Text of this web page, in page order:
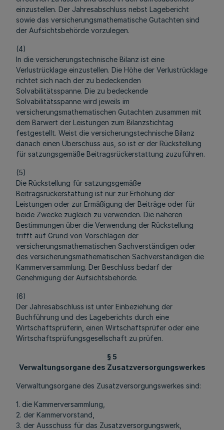
einzustellen. Der Jahresabschluss nebst Lagebericht
sowie das versicherungsmathematische Gutachten sind
der Aufsichtsbehörde vorzulegen.
(4)
In die versicherungstechnische Bilanz ist eine
Verlustrücklage einzustellen. Die Höhe der Verlustrücklage
richtet sich nach der zu bedeckenden
Solvabilitätsspanne. Die zu bedeckende
Solvabilitätsspanne wird jeweils im
versicherungsmathematischen Gutachten zusammen mit
dem Barwert der Leistungen zum Bilanzstichtag
festgestellt. Weist die versicherungstechnische Bilanz
danach einen Überschuss aus, so ist er der Rückstellung
für satzungsgemäße Beitragsrückerstattung zuzuführen.
(5)
Die Rückstellung für satzungsgemäße
Beitragsrückerstattung ist nur zur Erhöhung der
Leistungen oder zur Ermäßigung der Beiträge oder für
beide Zwecke zugleich zu verwenden. Die näheren
Bestimmungen über die Verwendung der Rückstellung
trifft auf Grund von Vorschlägen der
versicherungsmathematischen Sachverständigen oder
des versicherungsmathematischen Sachverständigen die
Kammerversammlung. Der Beschluss bedarf der
Genehmigung der Aufsichtsbehörde.
(6)
Der Jahresabschluss ist unter Einbeziehung der
Buchführung und des Lageberichts durch eine
Wirtschaftsprüferin, einen Wirtschaftsprüfer oder eine
Wirtschaftsprüfungsgesellschaft zu prüfen.
§ 5
Verwaltungsorgane des Zusatzversorgungswerkes
Verwaltungsorgane des Zusatzversorgungswerkes sind:
1. die Kammerversammlung,
2. der Kammervorstand,
3. der Ausschuss für das Zusatzversorgungswerk,